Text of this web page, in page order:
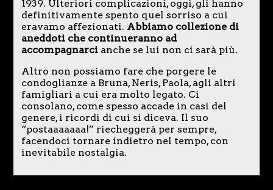
1939. Ulteriori complicazioni, oggi, gli hanno
definitivamente spento quel sorriso a cui
eravamo affezionati. Abbiamo collezione di
aneddoti che continueranno ad
accompagnarci anche se lui non ci sarà più.
Altro non possiamo fare che porgere le
condoglianze a Bruna, Neris, Paola, agli altri
famigliari a cui era molto legato. Ci
consolano, come spesso accade in casi del
genere, i ricordi di cui si diceva. Il suo
“postaaaaaaa!” riecheggerà per sempre,
facendoci tornare indietro nel tempo, con
inevitabile nostalgia.